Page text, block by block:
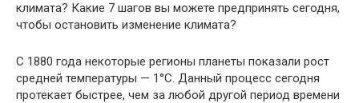
климата? Какие 7 шагов вы можете предпринять сегодня,
чтобы остановить изменение климата?
С 1880 года некоторые регионы планеты показали рост
средней температуры — 1°C. Данный процесс сегодня
протекает быстрее, чем за любой другой период времени